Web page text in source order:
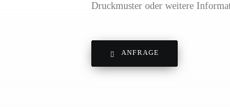
Druckmuster oder weitere
ANFRAGE